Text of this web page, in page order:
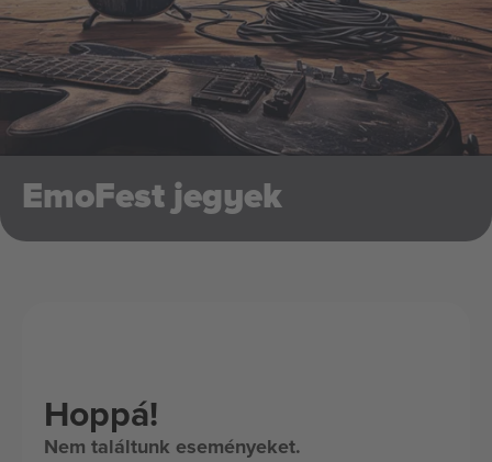
EmoFest jegyek
Hoppá!
Nem találtunk eseményeket.